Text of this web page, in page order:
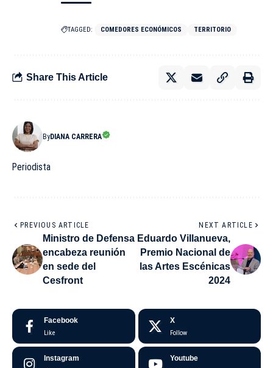
TAGGED: COMEDORES ECONÓMICOS TERRITORIO
Share This Article
ByDIANA CARRERA
Periodista
PREVIOUS ARTICLE
Ministro de Defensa
encabeza reunión
en sede del
Cesfront
NEXT ARTICLE
Eduardo Villanueva,
Premio Nacional de
las Artes Escénicas
2024
Facebook
Like
X
Follow
Instagram Youtube